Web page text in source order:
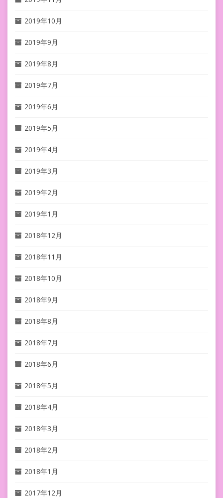
2019年10月
2019年9月
2019年8月
2019年7月
2019年6月
2019年5月
2019年4月
2019年3月
2019年2月
2019年1月
2018年12月
2018年11月
2018年10月
2018年9月
2018年8月
2018年7月
2018年6月
2018年5月
2018年4月
2018年3月
2018年2月
2018年1月
2017年12月